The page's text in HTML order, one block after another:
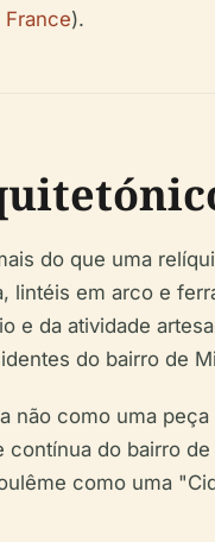
France).
do que uma
lintéis em arco e
e da atividade
do bairro de
não como uma
contínua do bairro
como uma